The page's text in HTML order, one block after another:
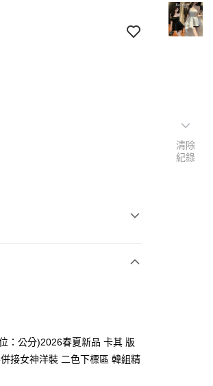
：公分)2026春夏新品 卡其 版
接女神洋裝 二色下標區 韓組精
清除
紀錄